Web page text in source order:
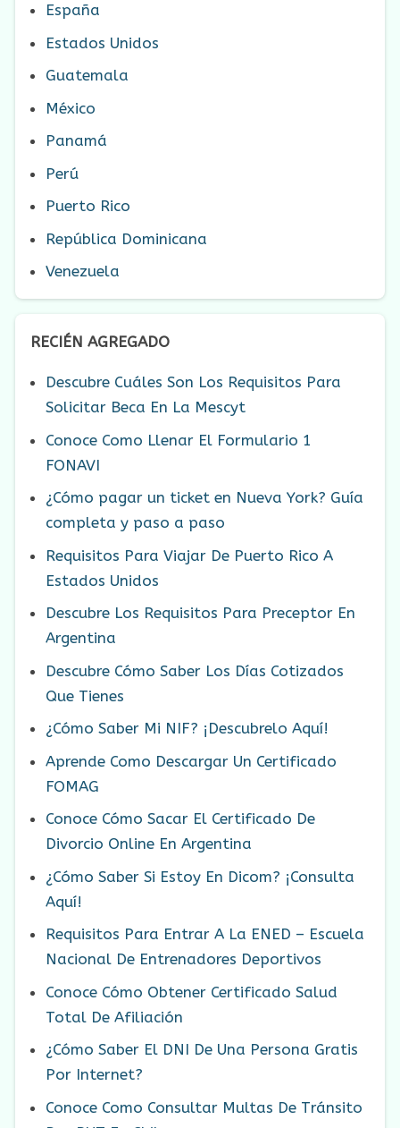
España
Estados Unidos
Guatemala
México
Panamá
Perú
Puerto Rico
República Dominicana
Venezuela
RECIÉN AGREGADO
Descubre Cuáles Son Los Requisitos Para
Solicitar Beca En La Mescyt
Conoce Como Llenar El Formulario 1
FONAVI
¿Cómo pagar un ticket en Nueva York? Guía
completa y paso a paso
Requisitos Para Viajar De Puerto Rico A
Estados Unidos
Descubre Los Requisitos Para Preceptor En
Argentina
Descubre Cómo Saber Los Días Cotizados
Que Tienes
¿Cómo Saber Mi NIF? ¡Descubrelo Aquí!
Aprende Como Descargar Un Certificado
FOMAG
Conoce Cómo Sacar El Certificado De
Divorcio Online En Argentina
¿Cómo Saber Si Estoy En Dicom? ¡Consulta
Aquí!
Requisitos Para Entrar A La ENED – Escuela
Nacional De Entrenadores Deportivos
Conoce Cómo Obtener Certificado Salud
Total De Afiliación
¿Cómo Saber El DNI De Una Persona Gratis
Por Internet?
Conoce Como Consultar Multas De Tránsito